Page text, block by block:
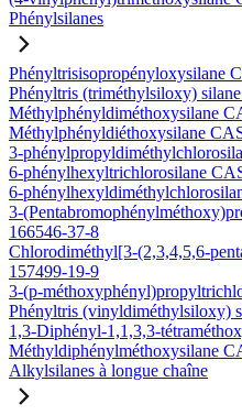
Phénylsilanes
Phényltrisisopropényloxysilane
Phényltris (triméthylsiloxy)
Méthylphényldiméthoxysilane
Méthylphényldiéthoxysilane
3-
6-phénylhexyltrichlorosilane
6-
3-
166546-37-8
Chlorodiméthyl[3-(2,3,4,5,6-
157499-19-9
3-(p-
Phényltris (vinyldiméthylsiloxy)
1,3-Diphényl-1,1,3,3-
Méthyldiphénylméthoxysilane
Alkylsilanes à longue chaîne